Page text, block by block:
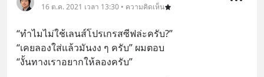
16 ต.ค. 2021 เวลา 13:30 • ความคิดเห็น
“ทำไมไม่ใช้เลนส์โปรเกรสซีฟล่ะครับ?”
“เคยลองใส่แล้วมันงง ๆ ครับ” ผมตอบ
“งั้นทางเราอยากให้ลองครับ”